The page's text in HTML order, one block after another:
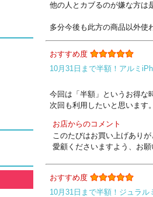
他の人とカブるのが嫌な方は
多分今後も此方の商品以外使
おすすめ度
10月31日まで半額！アルミ
今回は「半額」というお得な
次回も利用したいと思います。
お店からのコメント
このたびはお買い上げあり
愛顧くださいますよう、お願
おすすめ度
10月31日まで半額！ジュラル